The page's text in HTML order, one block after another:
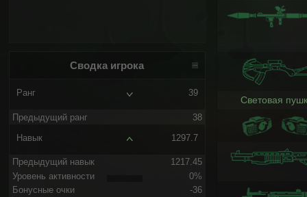
Сводка игрока
Ранг 39
Предыдущий ранг 38
Навык 1297.7
Предыдущий навык
1217.45
Уровень активности
0%
Бонусные очки
-36
Световая